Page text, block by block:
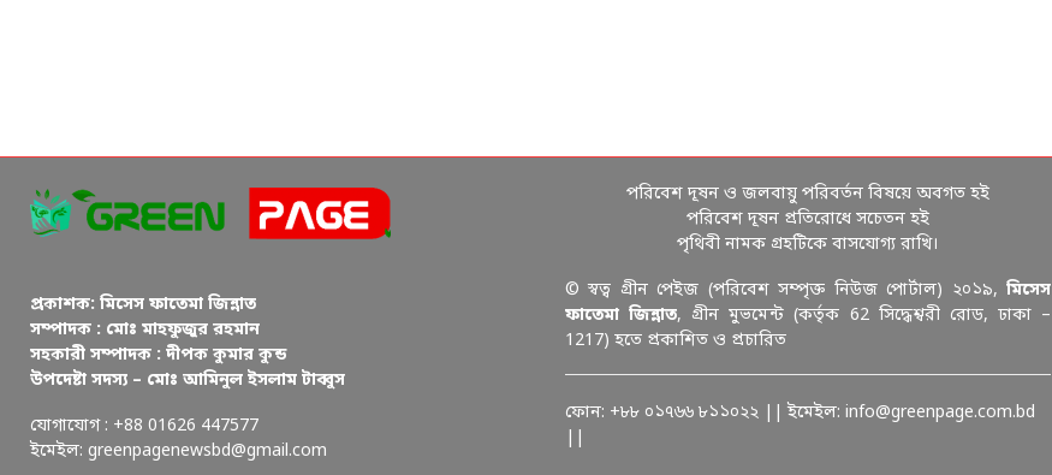
প্রকাশক: মিসেস ফাতেমা জিন্নাত
সম্পাদক : মোঃ মাহফুজুর রহমান
সহকারী সম্পাদক : দীপক কুমার কুন্ড
উপদেষ্টা সদস্য – মোঃ আমিনুল ইসলাম টাব্বুস
যোগাযোগ : +88 01626 447577
ইমেইল: greenpagenewsbd@gmail.com
পরিবেশ দূষন ও জলবায়ু পরিবর্তন বিষয়ে অবগত হই
পরিবেশ দূষন প্রতিরোধে সচেতন হই
পৃথিবী নামক গ্রহটিকে বাসযোগ্য রাখি।
© স্বত্ব গ্রীন পেইজ (পরিবেশ সম্পৃক্ত নিউজ পোর্টাল) ২০১৯,মিসেস
ফাতেমা জিন্নাত, গ্রীন মুভমেন্ট (কর্তৃক 62 সিদ্ধেশ্বরী রোড, ঢাকা –
1217) হতে প্রকাশিত ও প্রচারিত
ফোন: +৮৮ ০১৭৬৬ ৮১১০২২ || ইমেইল: info@greenpage.com.bd